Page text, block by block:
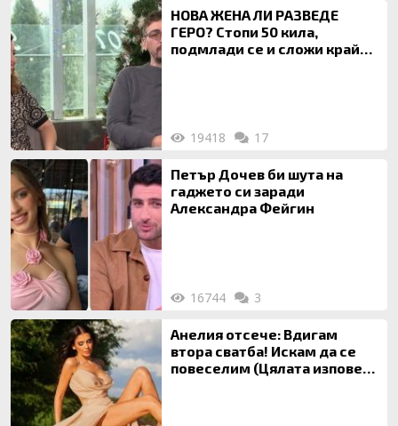
НОВА ЖЕНА ЛИ РАЗВЕДЕ
ГЕРО? Стопи 50 кила,
подмлади се и сложи край
19418 17
Петър Дочев би шута на
гаджето си заради
Александра Фейгин
16744 3
Анелия отсече: Вдигам
втора сватба! Искам да се
повеселим (Цялата изповед